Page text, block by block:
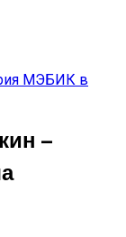
МЭБИК в
–